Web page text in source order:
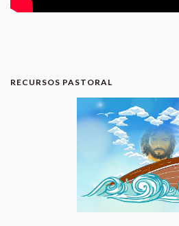
RECURSOS PASTORAL